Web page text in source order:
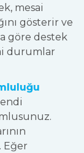
mesai
gösterir ve
göre destek
durumlar
Eğer